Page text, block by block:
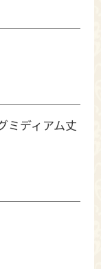
ミディアム丈